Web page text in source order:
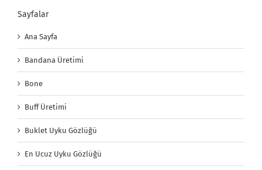
Sayfalar
Ana Sayfa
Bandana Üretimi
Bone
Buff Üretimi
Buklet Uyku Gözlüğü
En Ucuz Uyku Gözlüğü